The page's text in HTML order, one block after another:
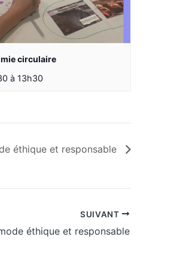
circulaire
à 13h30
éthique et responsable
SUIVANT
éthique et responsable